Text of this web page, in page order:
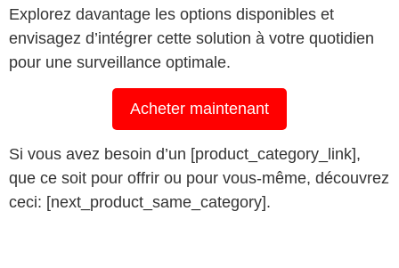
Explorez davantage les options disponibles et
envisagez d’intégrer cette solution à votre quotidien
pour une surveillance optimale.
Acheter maintenant
Si vous avez besoin d’un [product_category_link],
que ce soit pour offrir ou pour vous-même, découvrez
ceci: [next_product_same_category].